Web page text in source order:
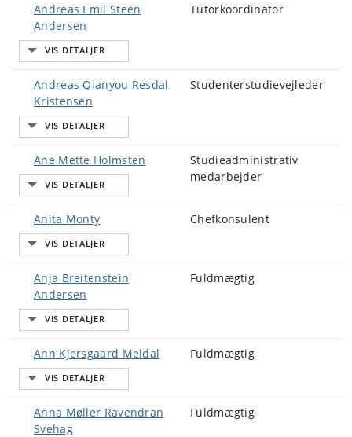
Andreas Emil Steen
Andersen
Tutorkoordinator
Andreas Qianyou Resdal
Kristensen
Studenterstudievejleder
Ane Mette Holmsten
Studieadministrativ
medarbejder
Anita Monty Chefkonsulent
Anja Breitenstein
Andersen
Fuldmægtig
Ann Kjersgaard Meldal Fuldmægtig
Anna Møller Ravendran
Svehag
Fuldmægtig